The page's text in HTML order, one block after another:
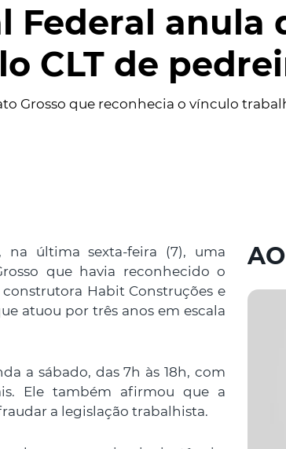
Federal anula
CLT de
Grosso que reconhecia o vínculo
na última sexta-feira (7), uma
que havia reconhecido o
Habit Construções e
atuou por três anos em escala
a sábado, das 7h às 18h, com
Ele também afirmou que a
a legislação trabalhista.